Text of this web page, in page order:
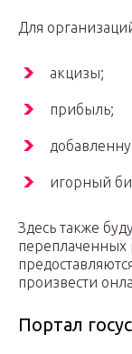
Для
акцизы;
прибыль;
игорный
Здесь также
переплаченных
произвести
Портал